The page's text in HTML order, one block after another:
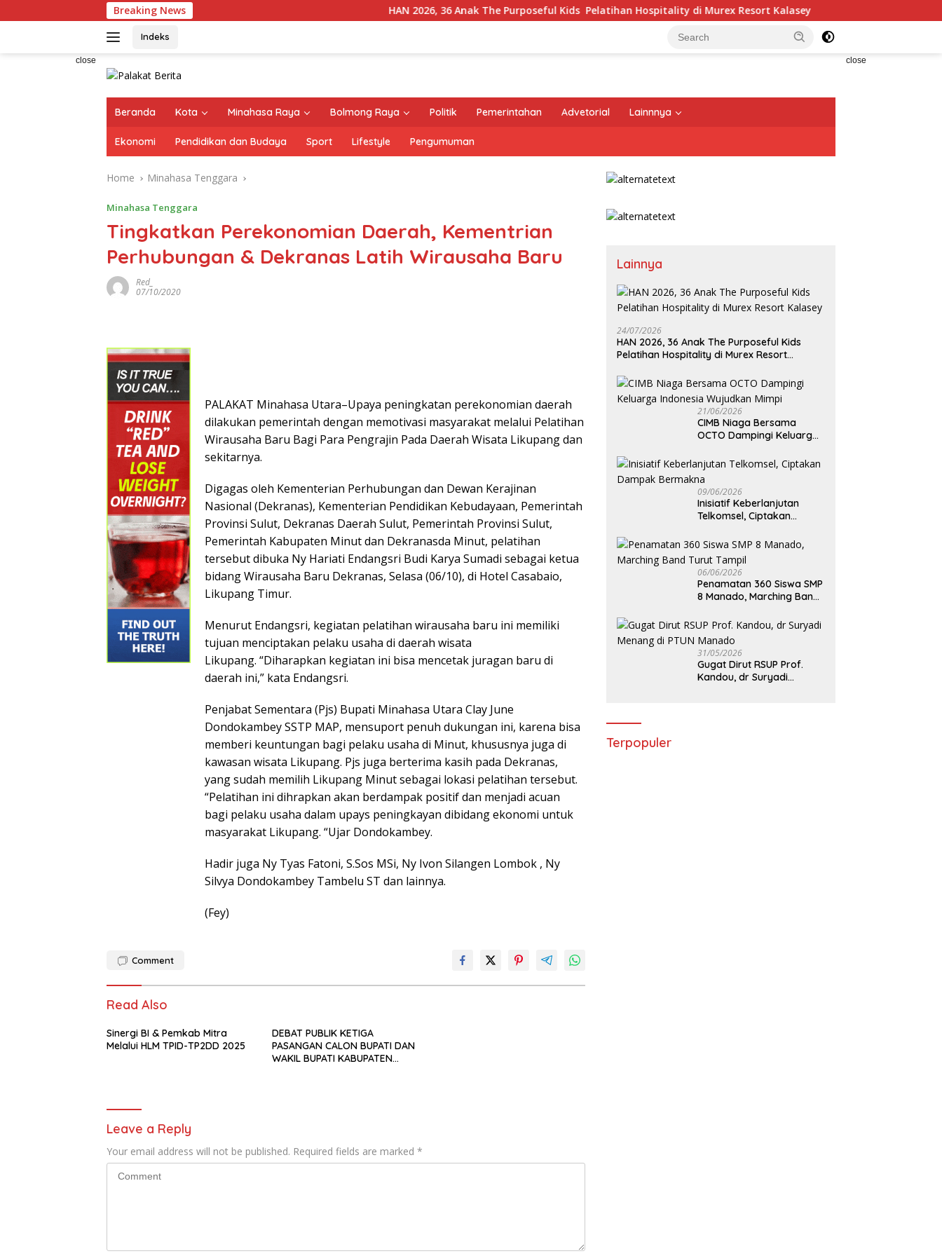
to
Breaking News HAN 2026, 36 Anak The Purposeful Kids Pelatihan Hospitality di Murex Resort Kalasey
Indeks
close close
Beranda Kota Minahasa Raya Bolmong Raya Politik Pemerintahan Advetorial Lainnnya
Ekonomi Pendidikan dan Budaya Sport Lifestyle Pengumuman
Home Minahasa Tenggara
Minahasa Tenggara
Tingkatkan Perekonomian Daerah, Kementrian
Perhubungan & Dekranas Latih Wirausaha Baru
Red_
07/10/2020
PALAKAT Minahasa Utara–Upaya peningkatan perekonomian daerah
dilakukan pemerintah dengan memotivasi masyarakat melalui Pelatihan
Wirausaha Baru Bagi Para Pengrajin Pada Daerah Wisata Likupang dan
sekitarnya.
Digagas oleh Kementerian Perhubungan dan Dewan Kerajinan
Nasional (Dekranas), Kementerian Pendidikan Kebudayaan, Pemerintah
Provinsi Sulut, Dekranas Daerah Sulut, Pemerintah Provinsi Sulut,
Pemerintah Kabupaten Minut dan Dekranasda Minut, pelatihan
tersebut dibuka Ny Hariati Endangsri Budi Karya Sumadi sebagai ketua
bidang Wirausaha Baru Dekranas, Selasa (06/10), di Hotel Casabaio,
Likupang Timur.
Menurut Endangsri, kegiatan pelatihan wirausaha baru ini memiliki
tujuan menciptakan pelaku usaha di daerah wisata
Likupang. “Diharapkan kegiatan ini bisa mencetak juragan baru di
daerah ini,” kata Endangsri.
Penjabat Sementara (Pjs) Bupati Minahasa Utara Clay June
Dondokambey SSTP MAP, mensuport penuh dukungan ini, karena bisa
memberi keuntungan bagi pelaku usaha di Minut, khususnya juga di
kawasan wisata Likupang. Pjs juga berterima kasih pada Dekranas,
yang sudah memilih Likupang Minut sebagai lokasi pelatihan tersebut.
“Pelatihan ini dihrapkan akan berdampak positif dan menjadi acuan
bagi pelaku usaha dalam upays peningkayan dibidang ekonomi untuk
masyarakat Likupang. “Ujar Dondokambey.
Hadir juga Ny Tyas Fatoni, S.Sos MSi, Ny Ivon Silangen Lombok , Ny
Silvya Dondokambey Tambelu ST dan lainnya.
(Fey)
Comment
Read Also
Sinergi BI & Pemkab Mitra
Melalui HLM TPID-TP2DD 2025
DEBAT PUBLIK KETIGA
PASANGAN CALON BUPATI DAN
WAKIL BUPATI KABUPATEN
Leave a Reply
Your email address will not be published. Required fields are marked *
Lainnya
24/07/2026
HAN 2026, 36 Anak The Purposeful Kids
Pelatihan Hospitality di Murex Resort
21/06/2026
CIMB Niaga Bersama
OCTO Dampingi Keluarga
09/06/2026
Inisiatif Keberlanjutan
Telkomsel, Ciptakan
06/06/2026
Penamatan 360 Siswa SMP
8 Manado, Marching Band
31/05/2026
Gugat Dirut RSUP Prof.
Kandou, dr Suryadi
Terpopuler